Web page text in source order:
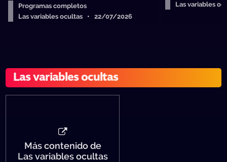
Programas completos
Las variables ocultas • 22/07/2026
Las variables
Las variables ocultas
Más contenido de
Las variables ocultas